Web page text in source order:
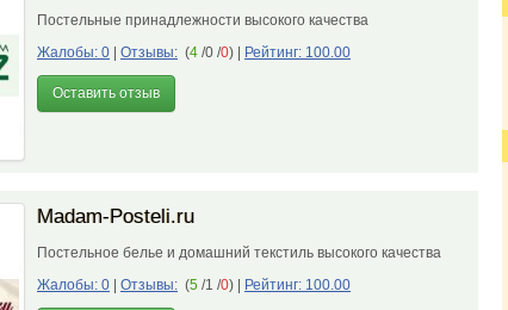
Постельные принадлежности высокого качества
Жалобы: 0
Отзывы: (4 /0 /0) Рейтинг: 100.00
Оставить отзыв
Madam-Posteli.ru
Постельное белье и домашний текстиль высокого качества
Жалобы: 0
Отзывы: (5 /1 /0) Рейтинг: 100.00